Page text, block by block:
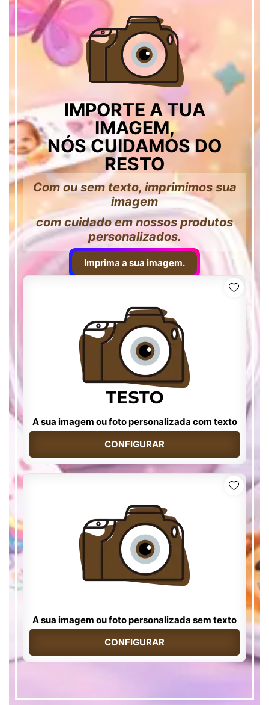
IMPORTE A TUA
IMAGEM,
NÓS CUIDAMOS DO
RESTO
Com ou sem texto, imprimimos sua
imagem
com cuidado em nossos produtos
personalizados.
Imprima a sua imagem.
A sua imagem ou foto personalizada com texto
CONFIGURAR
A sua imagem ou foto personalizada sem texto
CONFIGURAR